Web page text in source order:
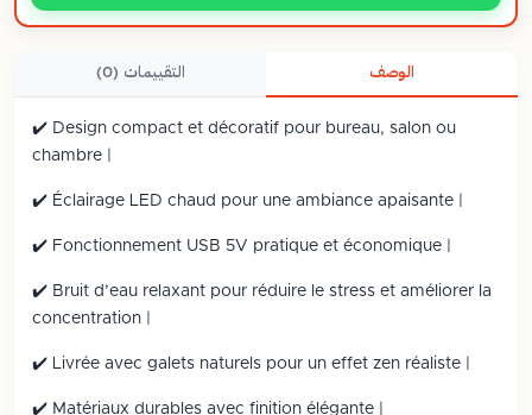
الوصف التقييمات (0)
✔️ Design compact et décoratif pour bureau, salon ou
chambre |
✔️ Éclairage LED chaud pour une ambiance apaisante |
✔️ Fonctionnement USB 5V pratique et économique |
✔️ Bruit d’eau relaxant pour réduire le stress et améliorer la
concentration |
✔️ Livrée avec galets naturels pour un effet zen réaliste |
✔️ Matériaux durables avec finition élégante |